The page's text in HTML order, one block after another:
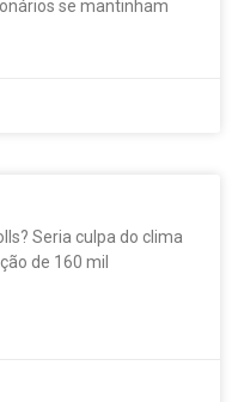
se mantinham
Seria culpa do clima
de 160 mil